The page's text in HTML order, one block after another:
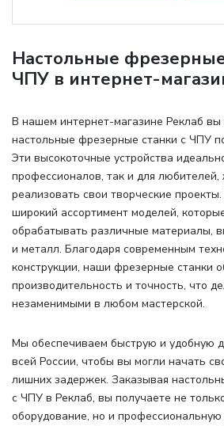
Настольные
ЧПУ в интернет-
В нашем интернет-магазине Реклаб вы
настольные фрезерные станки с ЧПУ
Эти высокоточные устройства
профессионалов, так и для
реализовать свои творческие
широкий ассортимент моделей,
обрабатывать различные материалы,
и металл. Благодаря современным
конструкции, наши фрезерные станки
производительность и точность, что
незаменимыми в любом мастерской.
Мы обеспечиваем быструю и удобную
всей России, чтобы вы могли начать
лишних задержек. Заказывая
с ЧПУ в Реклаб, вы получаете не
оборудование, но и